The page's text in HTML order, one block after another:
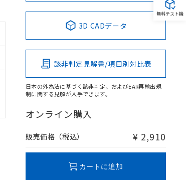
3D CADデータ
該非判定見解書/項目別対比表
日本の外為法に基づく該非判定、およびEAR再輸出規
制に関する見解が入手できます。
オンライン購入
販売価格（税込） ¥ 2,910
カートに追加
無料テスト機